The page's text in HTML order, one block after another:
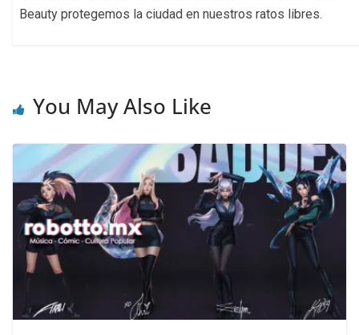
Beauty protegemos la ciudad en nuestros ratos libres.
You May Also Like